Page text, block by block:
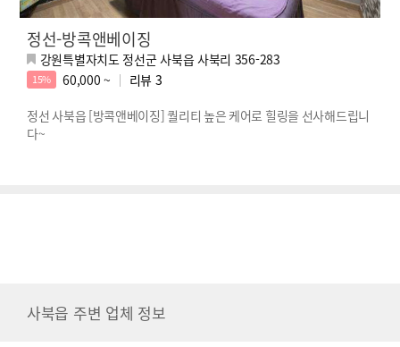
정선-방콕앤베이징
강원특별자치도 정선군 사북읍 사북리 356-283
15% 60,000 ~ 리뷰 3
정선 사북읍 [방콕앤베이징] 퀄리티 높은 케어로 힐링을 선사해드립니
다~
사북읍 주변 업체 정보